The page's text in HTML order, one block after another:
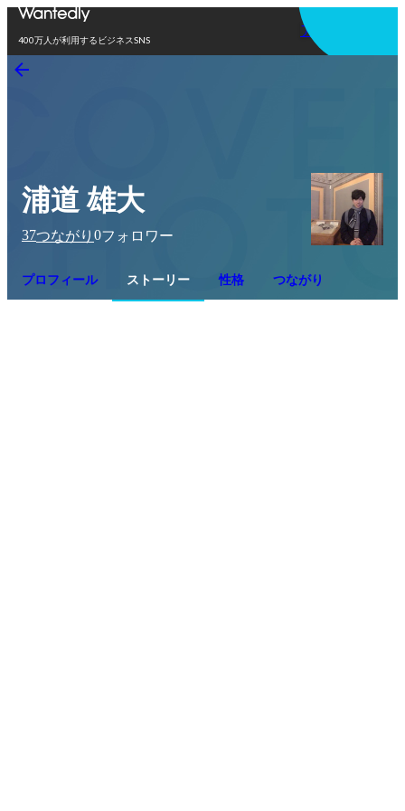
400万人が利用するビジネスSNS
アプリを使う
浦道 雄大
37つながり 0フォロワー
プロフィール ストーリー 性格 つながり